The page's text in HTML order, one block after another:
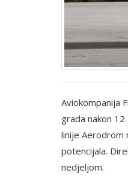
Aviokompanija
grada nakon
linije Aerodrom
potencijala.
nedjeljom.